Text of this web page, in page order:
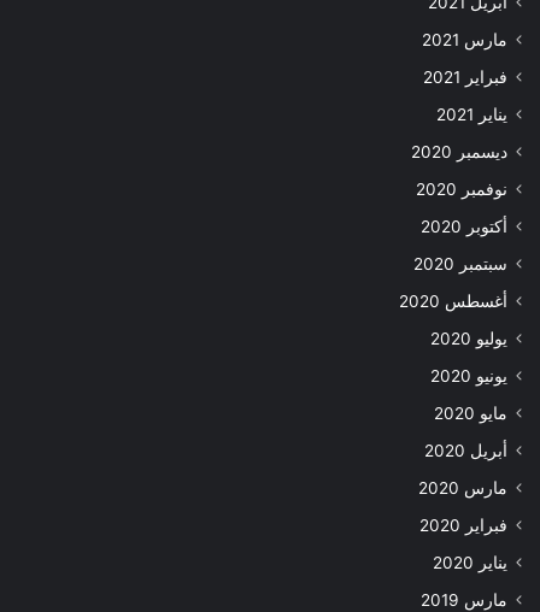
مارس 2021
فبراير 2021
يناير 2021
ديسمبر 2020
نوفمبر 2020
أكتوبر 2020
سبتمبر 2020
أغسطس 2020
يوليو 2020
يونيو 2020
مايو 2020
أبريل 2020
مارس 2020
فبراير 2020
يناير 2020
مارس 2019